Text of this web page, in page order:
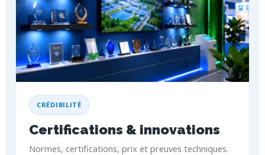
CRÉDIBILITÉ
Certifications & innovations
Normes, certifications, prix et preuves techniques.